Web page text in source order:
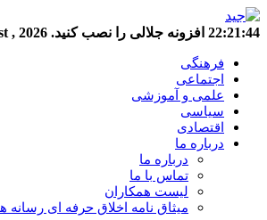
22:21:45 افزونه جلالی را نصب کنید. , 2026
فرهنگی
اجتماعی
علمی و آموزشی
سیاسی
اقتصادی
درباره ما
درباره ما
تماس با ما
لیست همکاران
میثاق نامه اخلاق حرفه ای رسانه